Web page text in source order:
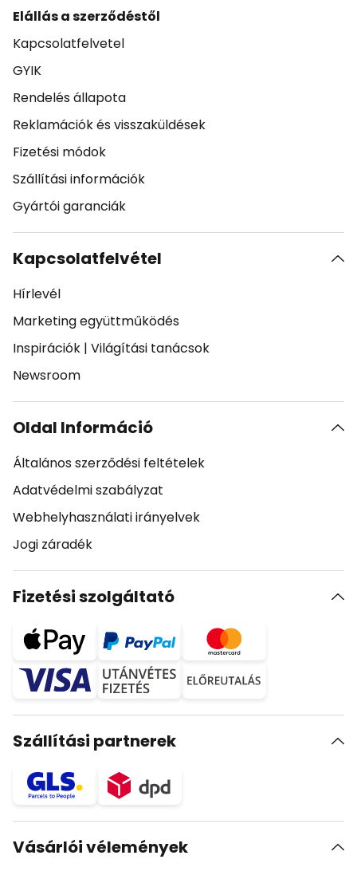
Elállás a szerződéstől
Kapcsolatfelvetel
GYIK
Rendelés állapota
Reklamációk és visszaküldések
Fizetési módok
Szállítási információk
Gyártói garanciák
Kapcsolatfelvétel
Hírlevél
Marketing együttműködés
Inspirációk | Világítási tanácsok
Newsroom
Oldal Információ
Általános szerződési feltételek
Adatvédelmi szabályzat
Webhelyhasználati irányelvek
Jogi záradék
Fizetési szolgáltató
Szállítási partnerek
Vásárlói vélemények